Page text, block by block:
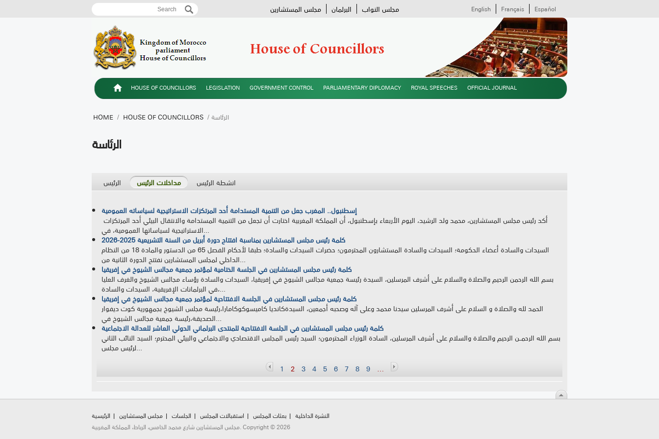
Search form
Search مجلس النواب البرلمان مجلس المستشارين Español
Français
English
HOUSE OF COUNCILLORS LEGISLATION GOVERNMENT CONTROL PARLIAMENTARY DIPLOMACY ROYAL SPEECHES OFFICIAL JOURNAL
HOME / HOUSE OF COUNCILLORS / الرئاسة
الرئاسة
الرئيس مداخلات الرئيس انشطة الرئيس
إسطنبول.. المغرب جعل من التنمية المستدامة أحد المرتكزات الاستراتيجية لسياساته العمومية
الاستراتيجية لسياساتها العمومية، في...
كلمة رئيس مجلس المستشارين بمناسبة افتتاح دورة أبريل من السنة التشريعية 2025-2026
السيدات والسادة أعضاء الحكومة؛ السيدات والسادة المستشارون المحترمون؛ حضرات السيدات والسادة؛ طبقا لأحكام الفصل 65 من الدستور والمادة 18 من النظام
الداخلي لمجلس المستشارين نفتتح الدورة الثانية من...
كلمة رئيس مجلس المستشارين في الجلسة الختامية لمؤتمر جمعية مجالس الشيوخ في إفريقيا
بسم الله الرحمن الرحيم والصلاة والسلام على أشرف المرسلين، السيدة رئيسة جمعية مجالس الشيوخ في إفريقيا، السيدات والسادة رؤساء مجالس الشيوخ والغرف العليا
في البرلمانات الإفريقية، السيدات والسادة،...
كلمة رئيس مجلس المستشارين في الجلسة الافتتاحية لمؤتمر جمعية مجالس الشيوخ في إفريقيا
الحمد لله والصلاة و السلام على أشرف المرسلين سيدنا محمد وعلى آله وصحبه أجمعين، السيدةكانديا كاميسوكوكامارا،رئيسة مجلس الشيوخ بجمهورية كوت ديفوار
الصديقة،رئيسة جمعية مجالس الشيوخ في...
كلمة رئيس مجلس المستشارين في الجلسة الافتتاحية للمنتدى البرلماني الدولي العاشر للعدالة الاجتماعية
بسم الله الرحمــن الرحيم والصلاة والسلام على أشرف المرسلين، السادة الوزراء المحترمون؛ السيد رئيس المجلس الاقتصادي والاجتماعي والبيئي المحترم؛ السيد النائب الثاني
لرئيس مجلس...
1 2 3 4 5 6 7 8 9 …
الرئيسية مجلس المستشارين الجلسات استقبالات المجلس بعثات المجلس
النشرة الداخلية
مجلس المستشارين شارع محمد الخامس، الرباط، المملكة المغربية. Copyright © 2026